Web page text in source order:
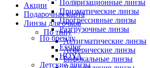
Акции
Подарочная карта
Линзы для очков
По типу
Астигматические линзы
Асферические линзы
Бифокальные линзы
Поляризационные линзы
Призматические линзы
Прогрессивные линзы
Разгрузочные линзы
По бренду
Essilor
HOYA
Детские линзы